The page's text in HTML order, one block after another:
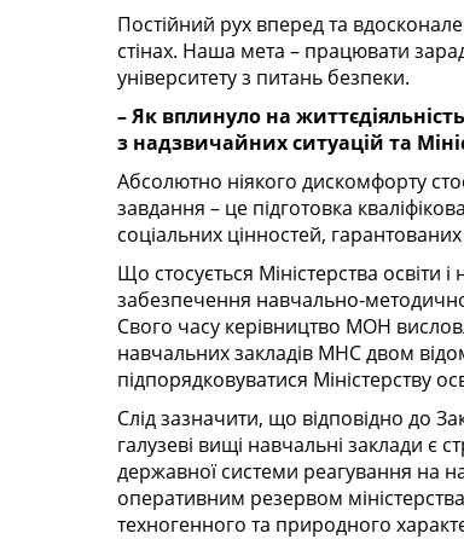
Постійний рух вперед та
стінах. Наша мета – працювати
університету з питань безпеки.
– Як вплинуло на
з надзвичайних ситуацій та
Абсолютно ніякого дискомфорту
завдання – це підготовка
соціальних цінностей,
Що стосується Міністерства освіти
забезпечення навчально-
Свого часу керівництво МОН
навчальних закладів МНС двом
підпорядковуватися Міністерству
Слід зазначити, що відповідно до
галузеві вищі навчальні заклади є
державної системи реагування на
оперативним резервом
техногенного та природного